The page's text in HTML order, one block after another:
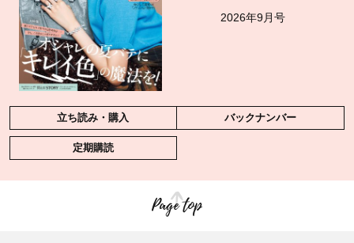
2026年9月号
立ち読み・購入 バックナンバー
定期購読
Page top